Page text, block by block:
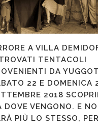
A VILLA
TENTACOLI
DA
22 E DOMENICA
2018
DOVE VENGONO. E
PIÙ LO STESSO,